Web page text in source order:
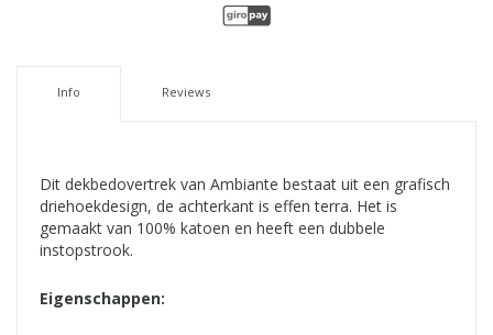
Info Reviews
Dit dekbedovertrek van Ambiante bestaat uit een grafisch
driehoekdesign, de achterkant is effen terra. Het is
gemaakt van 100% katoen en heeft een dubbele
instopstrook.
Eigenschappen: